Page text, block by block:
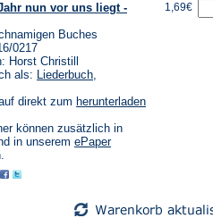
nun vor uns liegt -
Buches
0217
Horst Christill
als: Liederbuch,
direkt zum herunterladen
können zusätzlich in
in unserem ePaper(Öffnet
1,69€